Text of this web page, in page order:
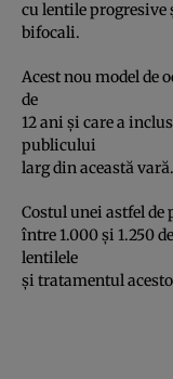
cu lentile progresive
bifocali.
Acest nou model de
de
12 ani şi care a
publicului
larg din această vară.
Costul unei astfel de
între 1.000 şi 1.250
lentilele
şi tratamentul